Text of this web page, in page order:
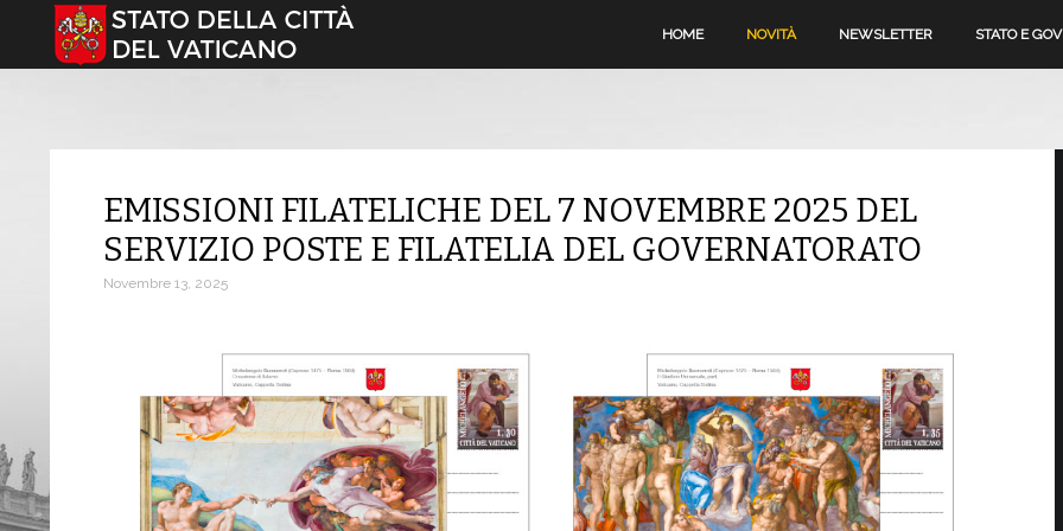
Seleziona la tua lingua HOME NOVITÀ NEWSLETTER STATO E
EMISSIONI FILATELICHE DEL 7 NOVEMBRE 2025 DEL
SERVIZIO POSTE E FILATELIA DEL GOVERNATORATO
Novembre 13, 2025